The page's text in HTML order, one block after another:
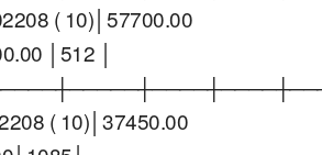
( 10)│57700.00
│512 │
( 10)│37450.00